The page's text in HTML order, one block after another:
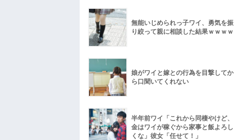
無能いじめられっ子ワイ、勇気を振
り絞って親に相談した結果ｗｗｗｗ
娘がワイと嫁との行為を目撃してか
ら口聞いてくれない
半年前ワイ「これから同棲やけど、
金はワイが稼ぐから家事と飯よろし
くな」彼女「任せて！」